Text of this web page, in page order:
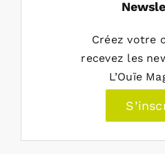
Créez votre
recevez les
L’Ouïe